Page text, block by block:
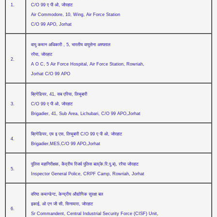
1.
C/O 99 ए पी ओ, जोरहाट
Air Commodore, 10, Wing, Air Force Station
C/O 99 APO, Jorhat
2.
वायु कमान अधिकारी , 5, भारतीय वायुसेना अस्‍पताल
ररैया, जोरहाट
A O C, 5 Air Force Hospital, Air Force Station, Rowriah,
Jorhat C/O 99 APO
3.
ब्रिगेडियर, 41, सब एरिया, लिचूबारी
C/O 99 ए पी ओ, जोरहाट
Brigadier, 41, Sub Area, Lichubari, C/O 99 APO,Jorhat
4.
ब्रिगेडियर, एम इ एस, लिचूबारी C/O 99 ए पी ओ, जोरहाट
Brigadier,MES,C/O 99 APO,Jorhat
5.
पुलिस महानिरीक्षक, केंद्रीय रिजर्व पुलिस बल(के.रि.पु.ब), ररैया जोरहाट
Inspector General Police, CRPF Camp, Rowriah, Jorhat
6.
वरिष्‍ठ कमान्‍डेन्‍ट, केन्‍द्रीय औद्योगिक सुरक्षा बल
इकाई, ओ एन जी सी, सिनामारा, जोरहाट
Sr Commandent, Central Industrial Security Force (CISF) Unit,